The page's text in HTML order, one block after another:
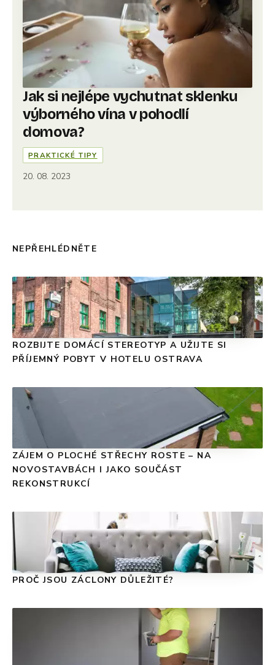
Jak si nejlépe vychutnat sklenku
výborného vína v pohodlí
domova?
PRAKTICKÉ TIPY
20. 08. 2023
NEPŘEHLÉDNĚTE
ROZBIJTE DOMÁCÍ STEREOTYP A UŽIJTE SI
PŘÍJEMNÝ POBYT V HOTELU OSTRAVA
ZÁJEM O PLOCHÉ STŘECHY ROSTE – NA
NOVOSTAVBÁCH I JAKO SOUČÁST
REKONSTRUKCÍ
PROČ JSOU ZÁCLONY DŮLEŽITÉ?